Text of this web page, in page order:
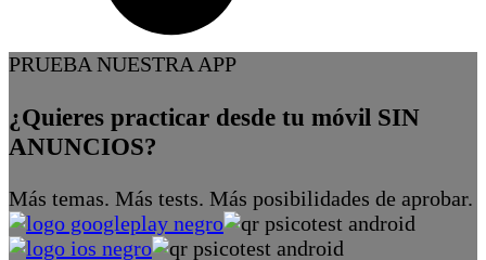
PRUEBA NUESTRA APP
¿Quieres practicar desde tu móvil SIN
ANUNCIOS?
Más temas. Más tests. Más posibilidades de aprobar.